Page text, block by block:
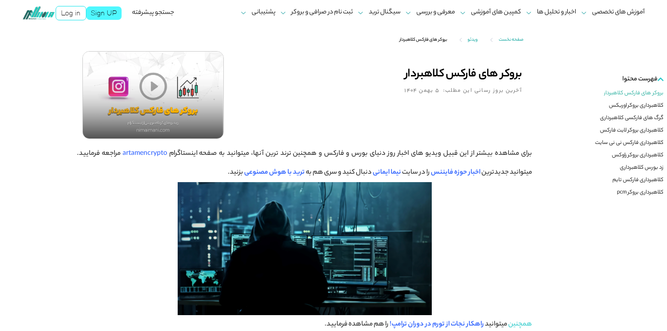
Log in Sign UP جستجو پیشرفته آموزش های تخصصی اخبار و تحلیل ها کمپین های آموزشی معرفی و بررسی سیگنال ترید ثبت نام در صرافی و بروکر پشتیبانی
صفحه نخست ویدئو بروکر های فارکس کلاهبردار
بروکر های فارکس کلاهبردار
آخرین بروز رسانی این مطلب: 5 بهمن 1404
برای مشاهده بیشتر از این قبیل ویدیو های اخبار روز دنیای بورس و فارکس و همچنین ترند ترین آنها، میتوانید به صفحه اینستاگرامartamencryptoمراجعه فرمایید.
میتوانید جدیدتریناخبارحوزهفایننسرا در سایتنیما ایمانیدنبال کنید و سری هم بهترید با هوش مصنوعیبزنید.
همچنینمیتوانیدراهکار نجات از تورم در دوران ترامپ!را هم مشاهده فرمایید.
فهرست محتوا
بروکر های فارکس کلاهبردار
کلاهبرداری بروکر اوربکس
گرگ های فارکسی کلاهبرداری
کلاهبرداری بروکر لایت فارکس
کلاهبرداری فارکس نی نی سایت
کلاهبرداری بروکر راوکس
زد بورس کلاهبرداری
کلاهبرداری فارکس تایم
کلاهبرداری بروکر pcm